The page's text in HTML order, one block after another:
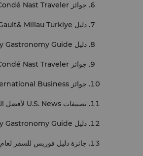
جوائز Condé Nast Traveler لاختيارات القرّاء لعام 2024: جاء الفندق في المرتبة الثانية بين أفضل فنادق تركيا.
دليل Gault& Millau Türkiye للجوائز الخاصة لعام 2024، المطبخ الدولي، مطعم Shang Palace، الشيف تشينغ لو، حصل على جائزة توك واحد
دليل Hürriyet Pearly Gastronomy Guide لعام 2024 – مطعم Shang Palace، جائزة 4 Pearl
جوائز Condé Nast Traveler لاختيارات القرّاء لعام 2023 - جاء الفندق في المرتبة الثامنة بين أفضل فنادق تركيا.
جوائز International Business لعام 2023 – فئة الضيافة والترفيه (جوائز ستيفي) – الفئة البرونزية
تصنيفات U.S. News لأفضل الفنادق لعام 2023 – فندق شانغريلا البوسفور، إسطنبول ضمن أفضل 5 فنادق في إسطنبول، وأفضل 7 فنادق في تركيا، وأفضل 296 فندقاً في أوروبا
دليل Hürriyet Pearly Gastronomy Guide لعام 2023 – مطعم Shang Palace، جائزة 4 Pearl Award
جائزة دليل فوربس للسفر لعام 2023 – فئة الأربع نجوم